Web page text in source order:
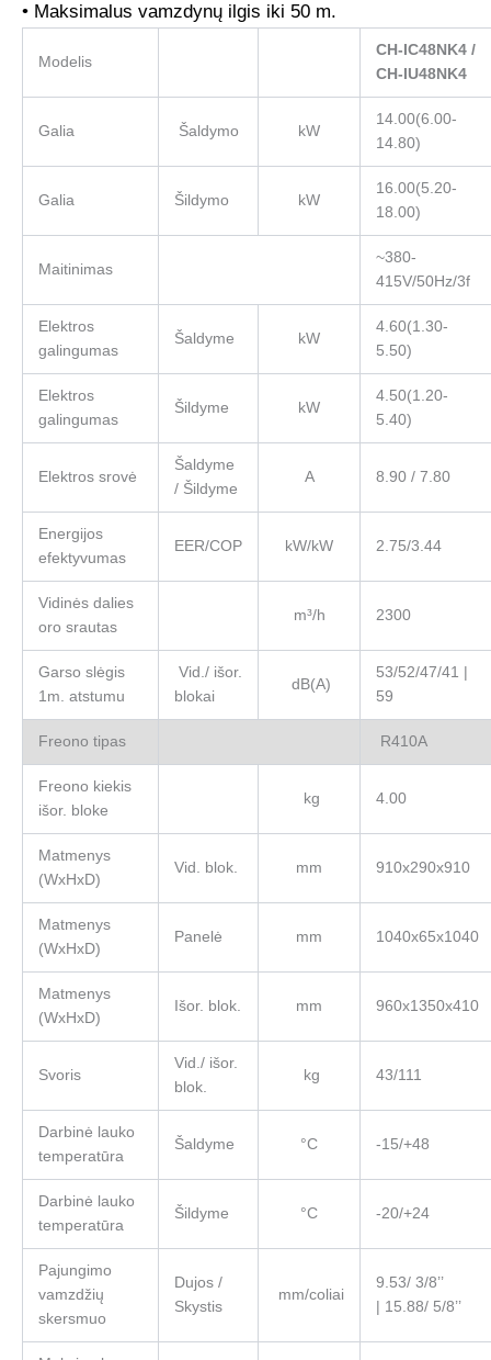
• Maksimalus vamzdynų ilgis iki 50 m.
Modelis
CH-IC48NK4 /
CH-IU48NK4
Galia Šaldymo kW
14.00(6.00-
14.80)
Galia Šildymo kW
16.00(5.20-
18.00)
Maitinimas
~380-
415V/50Hz/3f
Elektros
galingumas
Šaldyme kW
4.60(1.30-
5.50)
Elektros
galingumas
Šildyme kW
4.50(1.20-
5.40)
Elektros srovė
Šaldyme
/ Šildyme
A 8.90 / 7.80
Energijos
efektyvumas
EER/COP kW/kW 2.75/3.44
Vidinės dalies
oro srautas
m³/h 2300
Garso slėgis
1m. atstumu
Vid./ išor.
blokai
dB(A)
53/52/47/41 |
59
Freono tipas R410A
Freono kiekis
išor. bloke
kg 4.00
Matmenys
(WxHxD)
Vid. blok. mm 910х290х910
Matmenys
(WxHxD)
Panelė mm 1040х65х1040
Matmenys
(WxHxD)
Išor. blok. mm 960х1350х410
Svoris
Vid./ išor.
blok.
kg 43/111
Darbinė lauko
temperatūra
Šaldyme °C -15/+48
Darbinė lauko
temperatūra
Šildyme °C -20/+24
Pajungimo
vamzdžių
skersmuo
Dujos /
Skystis
mm/coliai
9.53/ 3/8’’
| 15.88/ 5/8’’